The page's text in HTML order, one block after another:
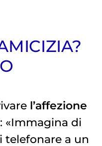
l’affezione
: «Immagina di
telefonare a un